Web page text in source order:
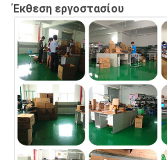
Έκθεση εργοστασίου